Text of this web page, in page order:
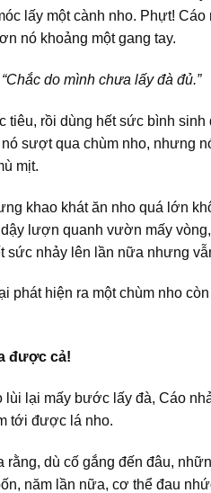
lấy một cành nho. Phựt!
nó khoảng một gang tay.
“Chắc do mình chưa lấy đà đủ.”
tiêu, rồi dùng hết sức bình sinh
sượt qua chùm nho, nhưng
mịt.
khao khát ăn nho quá lớn
lượn quanh vườn mấy
sức nhảy lên lần nữa nhưng
phát hiện ra một chùm nho
được cả!
lùi lại mấy bước lấy đà, Cáo
tới được lá nho.
rằng, dù cố gắng đến đâu,
năm lần nữa, cơ thể đau